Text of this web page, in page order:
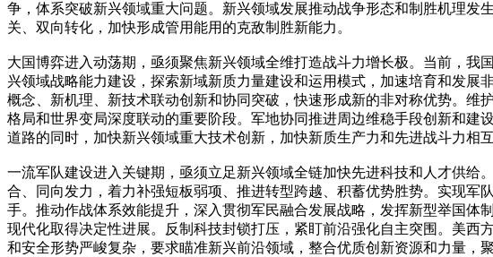
争，体系突破新兴领域重大问题。新兴领域发展推动战争形态和制胜机理
关、双向转化，加快形成管用能用的克敌制胜新能力。
大国博弈进入动荡期，亟须聚焦新兴领域全维打造战斗力增长极。当前，
兴领域战略能力建设，探索新域新质力量建设和运用模式，加速培育和发
概念、新机理、新技术联动创新和协同突破，快速形成新的非对称优势。
格局和世界变局深度联动的重要阶段。军地协同推进周边维稳手段创新和
道路的同时，加快新兴领域重大技术创新，加快新质生产力和先进战斗力相
一流军队建设进入关键期，亟须立足新兴领域全链加快先进科技和人才供
合、同向发力，着力补强短板弱项、推进转型跨越、积蓄优势胜势。实现
手。推动作战体系效能提升，深入贯彻军民融合发展战略，发挥新型举国
现代化取得决定性进展。反制科技封锁打压，紧盯前沿强化自主突围。美西
和安全形势严峻复杂，要求瞄准新兴前沿领域，整合优质创新资源和力量